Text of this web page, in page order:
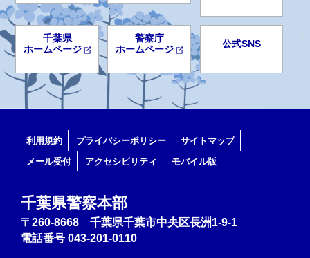
千葉県
ホームページ
警察庁
ホームページ
公式SNS
利用規約 プライバシーポリシー
サイトマップ
メール受付
アクセシビリティ モバイル版
千葉県警察本部
〒260-8668 千葉県千葉市中央区長洲1-9-1
電話番号 043-201-0110